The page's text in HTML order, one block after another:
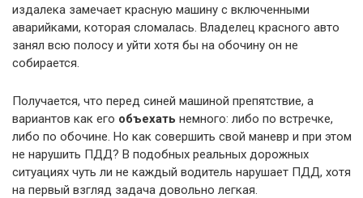
издалека замечает красную машину с включенными
аварийками, которая сломалась. Владелец красного авто
занял всю полосу и уйти хотя бы на обочину он не
собирается.
Получается, что перед синей машиной препятствие, а
вариантов как его объехать немного: либо по встречке,
либо по обочине. Но как совершить свой маневр и при этом
не нарушить ПДД? В подобных реальных дорожных
ситуациях чуть ли не каждый водитель нарушает ПДД, хотя
на первый взгляд задача довольно легкая.